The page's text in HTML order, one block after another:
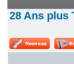
28 Ans plus